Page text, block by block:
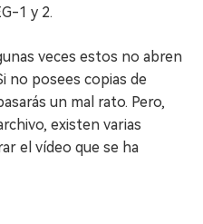
1 y 2.
veces estos no abren
no posees copias de
un mal rato. Pero,
existen varias
el vídeo que se ha